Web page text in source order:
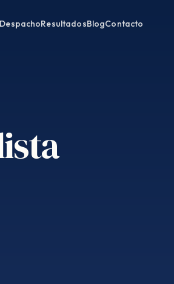
DespachoResultadosBlogContacto